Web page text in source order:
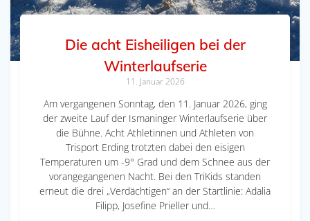
Die acht Eisheiligen bei der
Winterlaufserie
11. Januar 2026
Am vergangenen Sonntag, den 11. Januar 2026, ging
der zweite Lauf der Ismaninger Winterlaufserie über
die Bühne. Acht Athletinnen und Athleten von
Trisport Erding trotzten dabei den eisigen
Temperaturen um -9° Grad und dem Schnee aus der
vorangegangenen Nacht. Bei den TriKids standen
erneut die drei „Verdächtigen“ an der Startlinie: Adalia
Filipp, Josefine Prieller und…